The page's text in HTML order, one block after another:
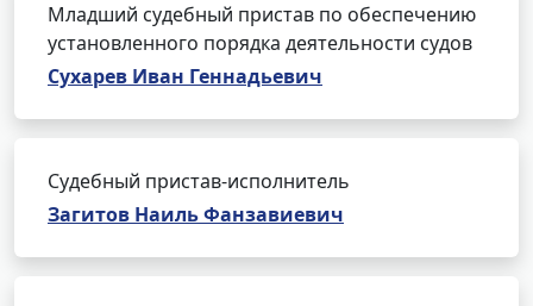
Младший судебный пристав по обеспечению
установленного порядка деятельности судов
Сухарев Иван Геннадьевич
Судебный пристав-исполнитель
Загитов Наиль Фанзавиевич